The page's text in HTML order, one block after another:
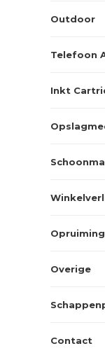
Outdoor
Telefoon
Inkt
Opruiming
Overige
Contact